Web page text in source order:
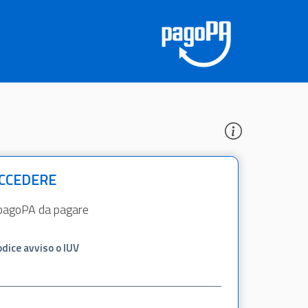
da pagare
avviso o IUV